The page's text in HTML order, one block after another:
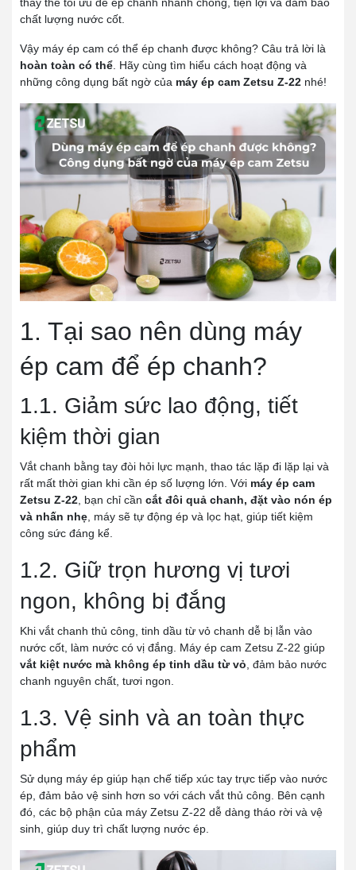
chất lượng nước cốt.
Vậy máy ép cam có thể ép chanh được không? Câu trả lời là
hoàn toàn có thể . Hãy cùng tìm hiểu cách hoạt động và
những công dụng bất ngờ của máy ép cam Zetsu Z-22 nhé!
1. Tại sao nên dùng máy
ép cam để ép chanh?
1.1. Giảm sức lao động, tiết
kiệm thời gian
Vắt chanh bằng tay đòi hỏi lực mạnh, thao tác lặp đi lặp lại và
rất mất thời gian khi cần ép số lượng lớn. Với máy ép cam
Zetsu Z-22 , bạn chỉ cần cắt đôi quả chanh, đặt vào nón ép
và nhấn nhẹ , máy sẽ tự động ép và lọc hạt, giúp tiết kiệm
công sức đáng kể.
1.2. Giữ trọn hương vị tươi
ngon, không bị đắng
Khi vắt chanh thủ công, tinh dầu từ vỏ chanh dễ bị lẫn vào
nước cốt, làm nước có vị đắng. Máy ép cam Zetsu Z-22 giúp
vắt kiệt nước mà không ép tinh dầu từ vỏ , đảm bảo nước
chanh nguyên chất, tươi ngon.
1.3. Vệ sinh và an toàn thực
phẩm
Sử dụng máy ép giúp hạn chế tiếp xúc tay trực tiếp vào nước
ép, đảm bảo vệ sinh hơn so với cách vắt thủ công. Bên cạnh
đó, các bộ phận của máy Zetsu Z-22 dễ dàng tháo rời và vệ
sinh, giúp duy trì chất lượng nước ép.